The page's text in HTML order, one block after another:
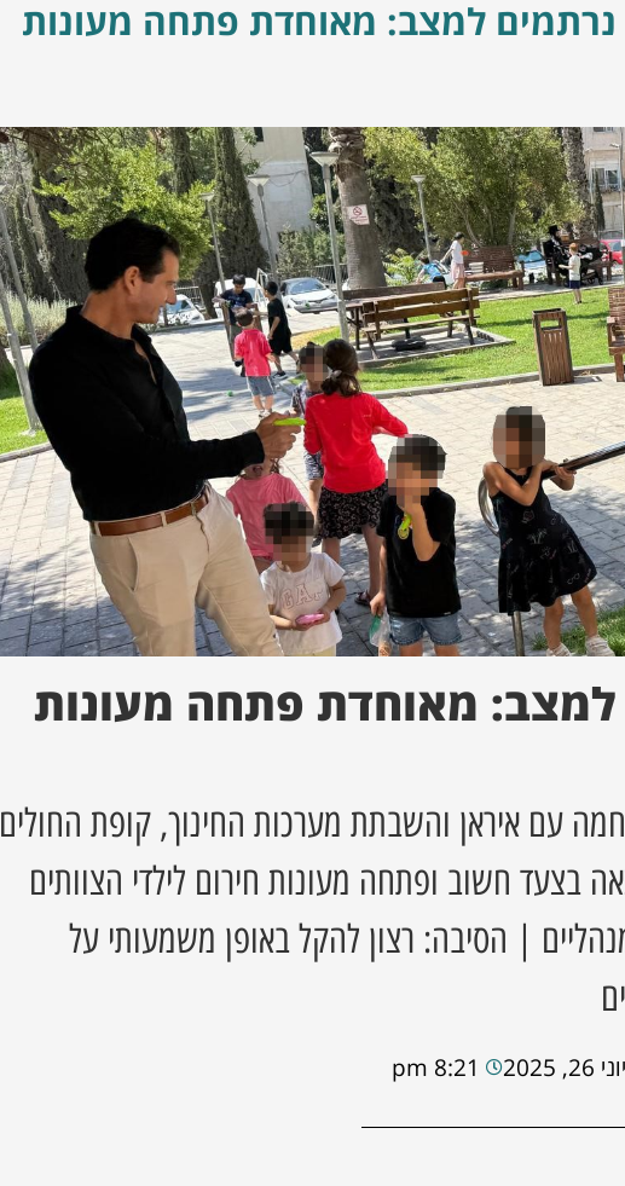
נרתמים למצב: מאוחדת פתחה מעונות
למצב: מאוחדת פתחה מעונות
עם איראן והשבתת מערכות החינוך, קופת החולים
בצעד חשוב ופתחה מעונות חירום לילדי הצוותים
| הסיבה: רצון להקל באופן משמעותי על
יוני 26, 2025 8:21 pm